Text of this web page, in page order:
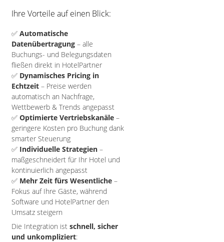
Ihre Vorteile auf einen Blick:
✅ Automatische
Datenübertragung – alle
Buchungs- und Belegungsdaten
fließen direkt in HotelPartner
✅ Dynamisches Pricing in
Echtzeit – Preise werden
automatisch an Nachfrage,
Wettbewerb & Trends angepasst
✅ Optimierte Vertriebskanäle –
geringere Kosten pro Buchung dank
smarter Steuerung
✅ Individuelle Strategien –
maßgeschneidert für Ihr Hotel und
kontinuierlich angepasst
✅ Mehr Zeit fürs Wesentliche –
Fokus auf Ihre Gäste, während
Software und HotelPartner den
Umsatz steigern
Die Integration ist schnell, sicher
und unkompliziert: